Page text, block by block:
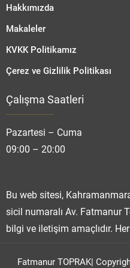
Hakkımızda
Makaleler
KVKK Politikamız
Çerez ve Gizlilik Politikası
Çalışma Saatleri
Pazartesi – Cuma
09:00 – 20:00
Bu web sitesi,
sicil numaralı Av. Fatmanur
bilgi ve iletişim amaçlıdır. Her
Fatmanur TOPRAK|